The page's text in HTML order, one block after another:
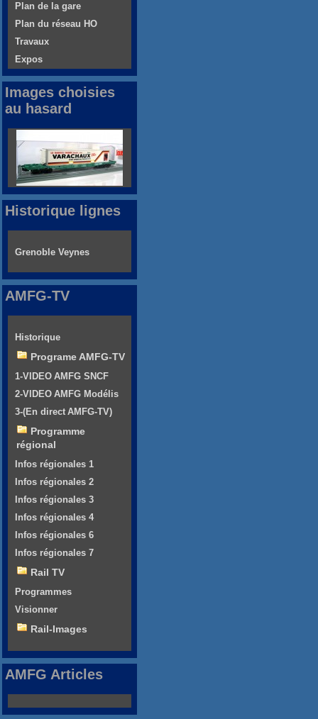
Plan de la gare
Plan du réseau HO
Travaux
Expos
Images choisies
au hasard
Historique lignes
Grenoble Veynes
AMFG-TV
Historique
Programe AMFG-TV
1-VIDEO AMFG SNCF
2-VIDEO AMFG Modélis
3-(En direct AMFG-TV)
Programme
régional
Infos régionales 1
Infos régionales 2
Infos régionales 3
Infos régionales 4
Infos régionales 6
Infos régionales 7
Rail TV
Programmes
Visionner
Rail-Images
AMFG Articles